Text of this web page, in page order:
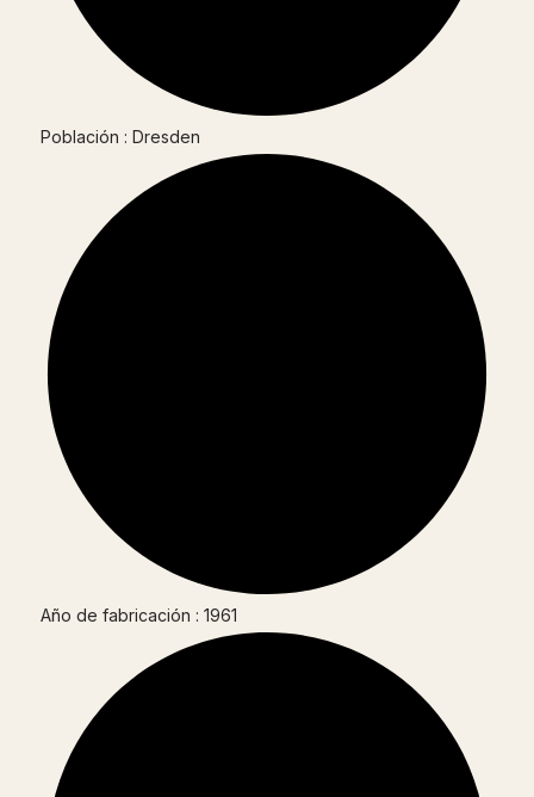
Población : Dresden
Año de fabricación : 1961